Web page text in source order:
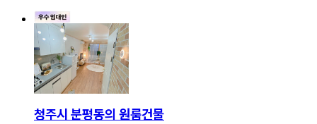
청주시 분평동의 원룸건물